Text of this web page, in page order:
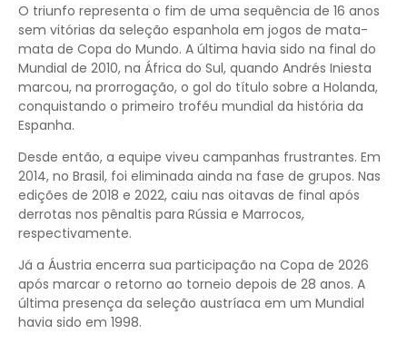
O triunfo representa o fim de uma sequência de 16 anos
sem vitórias da seleção espanhola em jogos de mata-
mata de Copa do Mundo. A última havia sido na final do
Mundial de 2010, na África do Sul, quando Andrés Iniesta
marcou, na prorrogação, o gol do título sobre a Holanda,
conquistando o primeiro troféu mundial da história da
Espanha.
Desde então, a equipe viveu campanhas frustrantes. Em
2014, no Brasil, foi eliminada ainda na fase de grupos. Nas
edições de 2018 e 2022, caiu nas oitavas de final após
derrotas nos pênaltis para Rússia e Marrocos,
respectivamente.
Já a Áustria encerra sua participação na Copa de 2026
após marcar o retorno ao torneio depois de 28 anos. A
última presença da seleção austríaca em um Mundial
havia sido em 1998.